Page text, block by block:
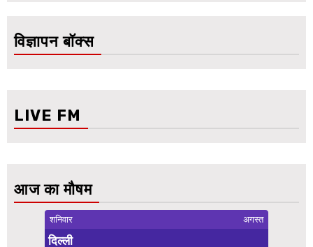
विज्ञापन बॉक्स
LIVE FM
आज का मौषम
शनिवार अगस्त
दिल्ली